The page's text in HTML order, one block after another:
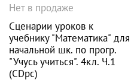
Нет в продаже
Сценарии уроков к
учебнику "Математика" для
начальной шк. по прогр.
"Учусь учиться". 4кл. Ч.1
(CDpc)